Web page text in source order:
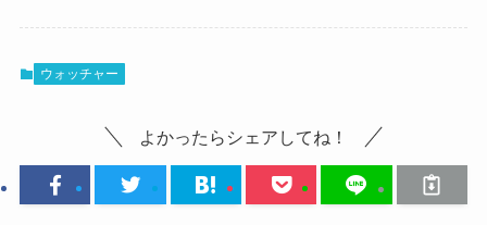
ウォッチャー
よかったらシェアしてね！